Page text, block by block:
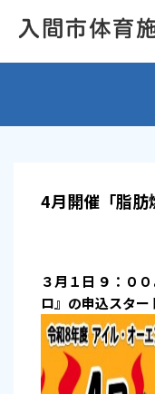
4月開催「脂肪
３月１日 ９：０
ロ』の申込スター